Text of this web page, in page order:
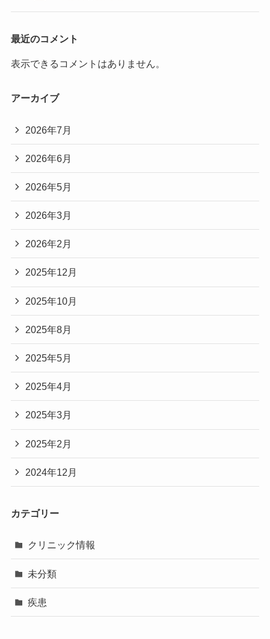
最近のコメント
表示できるコメントはありません。
アーカイブ
2026年7月
2026年6月
2026年5月
2026年3月
2026年2月
2025年12月
2025年10月
2025年8月
2025年5月
2025年4月
2025年3月
2025年2月
2024年12月
カテゴリー
クリニック情報
未分類
疾患